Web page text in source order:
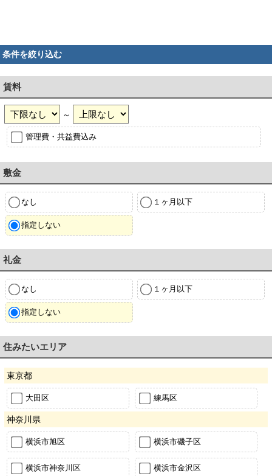
条件を絞り込む
賃料
～
管理費・共益費込み
敷金
なし １ヶ月以下
指定しない
礼金
なし １ヶ月以下
指定しない
住みたいエリア
東京都
大田区 練馬区
神奈川県
横浜市旭区 横浜市磯子区
横浜市神奈川区 横浜市金沢区